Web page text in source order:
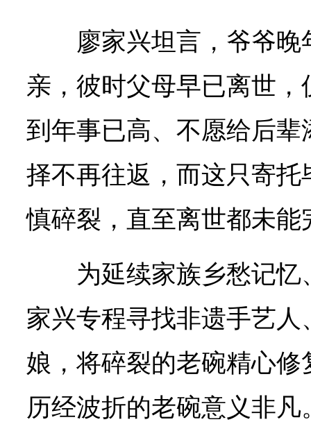
廖家兴坦言，爷爷
亲，彼时父母早已离世
到年事已高、不愿给后
择不再往返，而这只寄
慎碎裂，直至离世都未能
为延续家族乡愁记
家兴专程寻找非遗手艺
娘，将碎裂的老碗精心
历经波折的老碗意义非凡